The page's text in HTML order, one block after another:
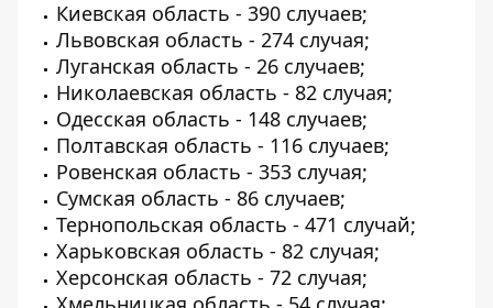
Киевская область - 390 случаев;
Львовская область - 274 случая;
Луганская область - 26 случаев;
Николаевская область - 82 случая;
Одесская область - 148 случаев;
Полтавская область - 116 случаев;
Ровенская область - 353 случая;
Сумская область - 86 случаев;
Тернопольская область - 471 случай;
Харьковская область - 82 случая;
Херсонская область - 72 случая;